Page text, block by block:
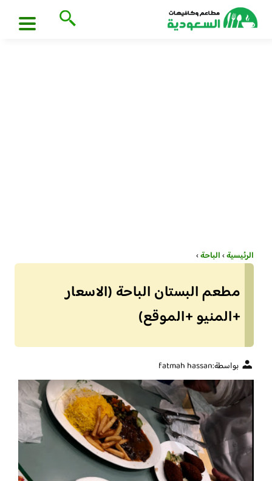
الرئيسية›الباحة›
مطعم البستان الباحة (الاسعار
+المنيو +الموقع)
بواسطة:fatmah hassan